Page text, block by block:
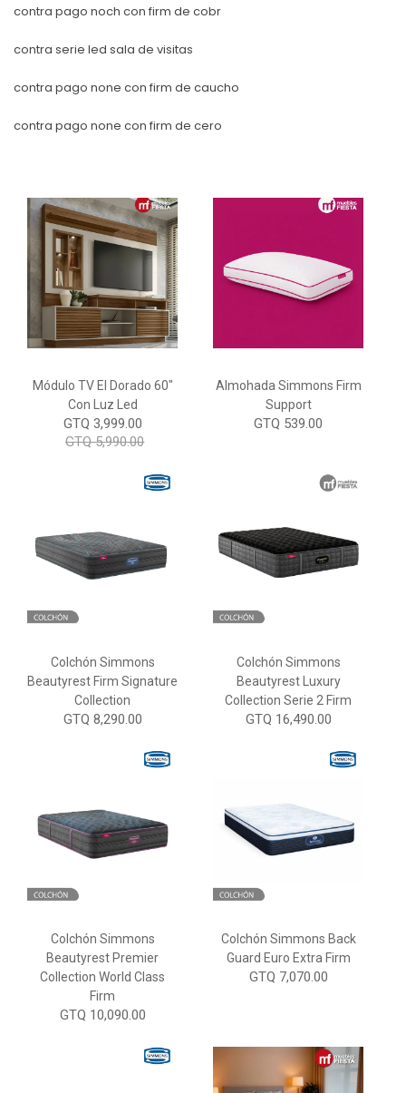
contra pago noch con firm de cobr
contra serie led sala de visitas
contra pago none con firm de caucho
contra pago none con firm de cero
Módulo TV El Dorado 60"
Con Luz Led
GTQ 3,999.00
GTQ 5,990.00
Almohada Simmons Firm
Support
GTQ 539.00
Colchón Simmons
Beautyrest Firm Signature
Collection
GTQ 8,290.00
Colchón Simmons
Beautyrest Luxury
Collection Serie 2 Firm
GTQ 16,490.00
Colchón Simmons
Beautyrest Premier
Collection World Class
Firm
GTQ 10,090.00
Colchón Simmons Back
Guard Euro Extra Firm
GTQ 7,070.00